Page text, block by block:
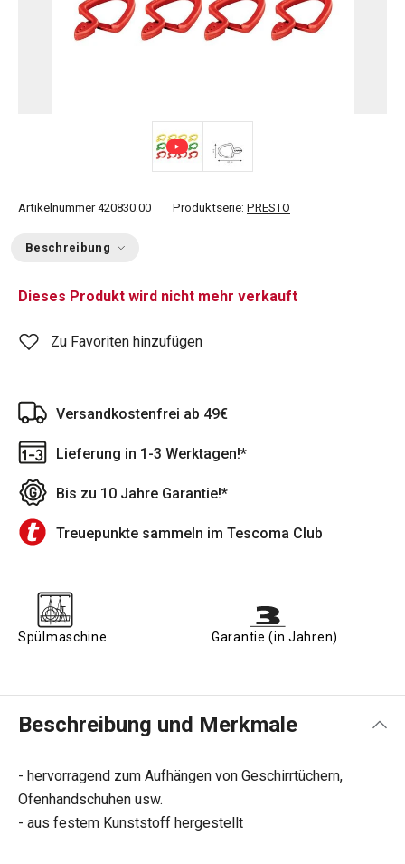
Artikelnummer 420830.00 Produktserie: PRESTO
Beschreibung
Dieses Produkt wird nicht mehr verkauft
Zu Favoriten hinzufügen
Versandkostenfrei ab 49€
Lieferung in 1-3 Werktagen!*
Bis zu 10 Jahre Garantie!*
Treuepunkte sammeln im Tescoma Club
Spülmaschine Garantie (in Jahren)
Beschreibung und Merkmale
- hervorragend zum Aufhängen von Geschirrtüchern,
Ofenhandschuhen usw.
- aus festem Kunststoff hergestellt